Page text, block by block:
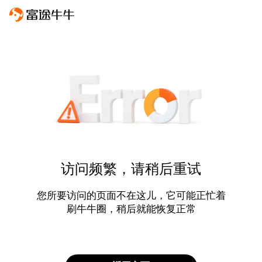
访问频繁，请稍后重试
您所要访问的页面不在这儿，它可能正忙着
刷牛牛圈，稍后就能恢复正常